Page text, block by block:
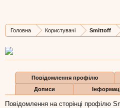
Головна Користувачі Smittoff
Дописів
1
Карма Бали
1
Повідомлення профілю
Дописи
Повідомлення на сторінці профілю